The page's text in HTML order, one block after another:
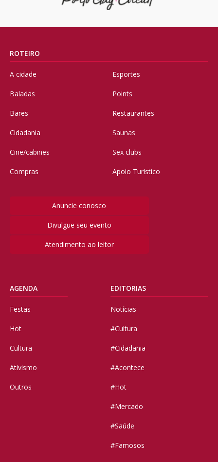
ROTEIRO
A cidade
Baladas
Bares
Cidadania
Cine/cabines
Compras
Esportes
Points
Restaurantes
Saunas
Sex clubs
Apoio Turístico
Anuncie conosco
Divulgue seu evento
Atendimento ao leitor
AGENDA
Festas
Hot
Cultura
Ativismo
Outros
EDITORIAS
Notícias
#Cultura
#Cidadania
#Acontece
#Hot
#Mercado
#Saúde
#Famosos